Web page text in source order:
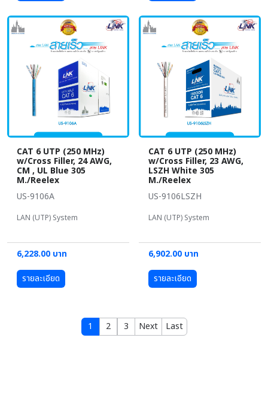
CAT 6 UTP (250 MHz)
w/Cross Filler, 24 AWG,
CM , UL Blue 305
M./Reelex
US-9106A
LAN (UTP) System
6,228.00 บาท
รายละเอียด
CAT 6 UTP (250 MHz)
w/Cross Filler, 23 AWG,
LSZH White 305
M./Reelex
US-9106LSZH
LAN (UTP) System
6,902.00 บาท
รายละเอียด
1 2 3 Next Last